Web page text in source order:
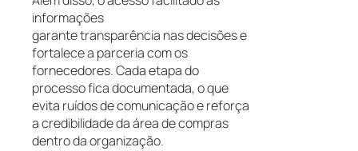
informações
garante transparência nas decisões e
fortalece a parceria com os
fornecedores. Cada etapa do
processo fica documentada, o que
evita ruídos de comunicação e reforça
a credibilidade da área de compras
dentro da organização.